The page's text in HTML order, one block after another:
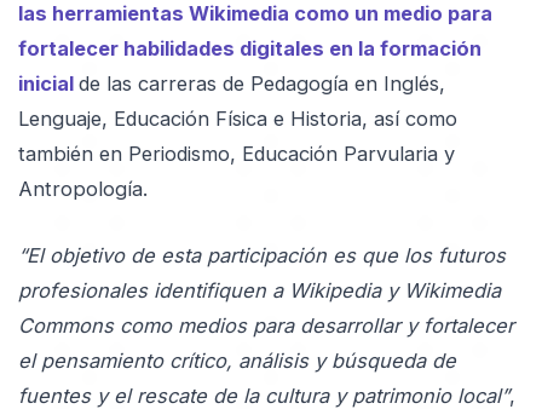
las herramientas Wikimedia como un medio para
fortalecer habilidades digitales en la formación
inicial de las carreras de Pedagogía en Inglés,
Lenguaje, Educación Física e Historia, así como
también en Periodismo, Educación Parvularia y
Antropología.
“El objetivo de esta participación es que los futuros
profesionales identifiquen a Wikipedia y Wikimedia
Commons como medios para desarrollar y fortalecer
el pensamiento crítico, análisis y búsqueda de
fuentes y el rescate de la cultura y patrimonio local”,